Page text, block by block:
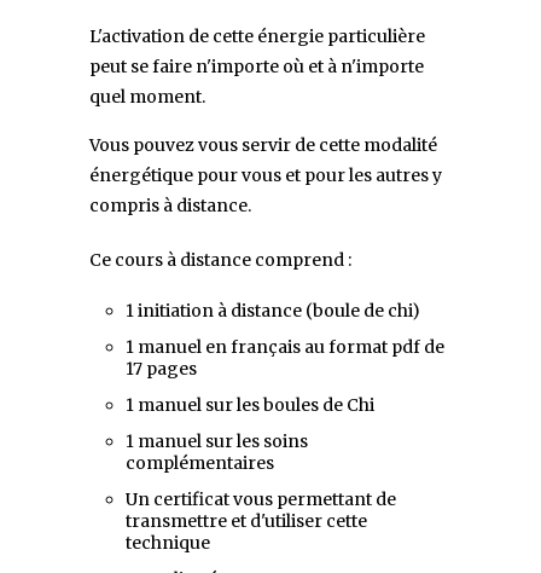
L'activation de cette énergie particulière
peut se faire n'importe où et à n'importe
quel moment.
Vous pouvez vous servir de cette modalité
énergétique pour vous et pour les autres y
compris à distance.
Ce cours à distance comprend :
1 initiation à distance (boule de chi)
1 manuel en français au format pdf de
17 pages
1 manuel sur les boules de Chi
1 manuel sur les soins
complémentaires
Un certificat vous permettant de
transmettre et d'utiliser cette
technique